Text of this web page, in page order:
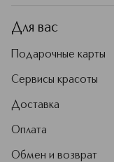
Для вас
Подарочные карты
Сервисы красоты
Доставка
Оплата
Обмен и возврат